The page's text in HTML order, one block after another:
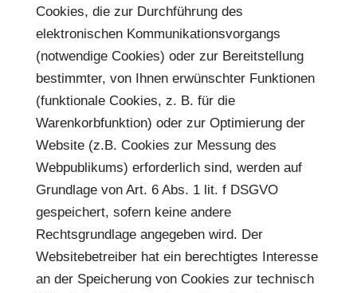
Cookies, die zur Durchführung des
elektronischen Kommunikationsvorgangs
(notwendige Cookies) oder zur Bereitstellung
bestimmter, von Ihnen erwünschter Funktionen
(funktionale Cookies, z. B. für die
Warenkorbfunktion) oder zur Optimierung der
Website (z.B. Cookies zur Messung des
Webpublikums) erforderlich sind, werden auf
Grundlage von Art. 6 Abs. 1 lit. f DSGVO
gespeichert, sofern keine andere
Rechtsgrundlage angegeben wird. Der
Websitebetreiber hat ein berechtigtes Interesse
an der Speicherung von Cookies zur technisch